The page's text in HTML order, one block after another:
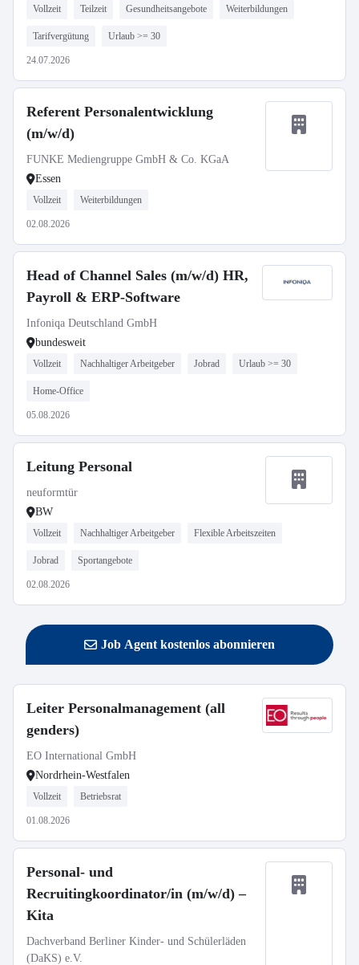
Vollzeit Teilzeit Gesundheitsangebote Weiterbildungen
Tarifvergütung Urlaub >= 30
24.07.2026
Referent Personalentwicklung
(m/w/d)
FUNKE Mediengruppe GmbH & Co. KGaA
Essen
Vollzeit Weiterbildungen
02.08.2026
Head of Channel Sales (m/w/d) HR,
Payroll & ERP-Software
Infoniqa Deutschland GmbH
bundesweit
Vollzeit Nachhaltiger Arbeitgeber Jobrad Urlaub >= 30
Home-Office
05.08.2026
Leitung Personal
neuformtür
BW
Vollzeit Nachhaltiger Arbeitgeber Flexible Arbeitszeiten
Jobrad Sportangebote
02.08.2026
Job Agent kostenlos abonnieren
Leiter Personalmanagement (all
genders)
EO International GmbH
Nordrhein-Westfalen
Vollzeit Betriebsrat
01.08.2026
Personal- und
Recruitingkoordinator/in (m/w/d) –
Kita
Dachverband Berliner Kinder- und Schülerläden
(DaKS) e.V.